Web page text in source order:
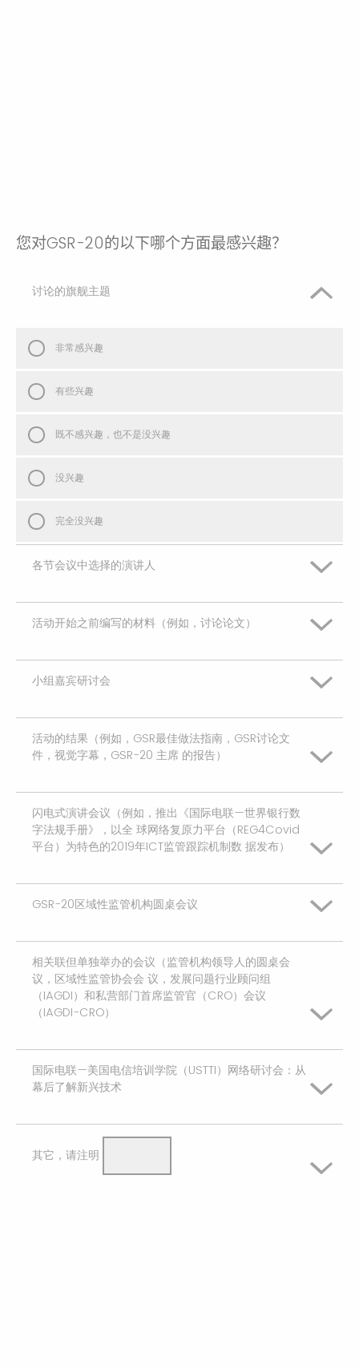
您对GSR-20的以下哪个方面最感兴趣？
讨论的旗舰主题
非常感兴趣
有些兴趣
既不感兴趣，也不是没兴趣
没兴趣
完全没兴趣
各节会议中选择的演讲人
非常感兴趣
有些兴趣
没兴趣
完全没兴趣
活动开始之前编写的材料（例如，讨论论文）
非常感兴趣
有些兴趣
没兴趣
完全没兴趣
小组嘉宾研讨会
非常感兴趣
既不感兴趣，也不是没兴趣
完全没兴趣
活动的结果（例如，GSR最佳做法指南，GSR讨论文
件，视觉字幕，GSR-20 主席 的报告）
非常感兴趣
有些兴趣
既不感兴趣，也不是没兴趣
没兴趣
完全没兴趣
闪电式演讲会议（例如，推出《国际电联—世界银行数
字法规手册》，以全 球网络复原力平台（REG4Covid
平台）为特色的2019年ICT监管跟踪机制数 据发布）
非常感兴趣
有些兴趣
既不感兴趣，也不是没兴趣
完全没兴趣
GSR-20区域性监管机构圆桌会议
非常感兴趣
有些兴趣
既不感兴趣，也不是没兴趣
没兴趣
完全没兴趣
相关联但单独举办的会议（监管机构领导人的圆桌会
议，区域性监管协会会 议，发展问题行业顾问组
（IAGDI）和私营部门首席监管官（CRO）会议
（IAGDI-CRO）
非常感兴趣
既不感兴趣，也不是没兴趣
国际电联—美国电信培训学院（USTTI）网络研讨会：从
幕后了解新兴技术
其它，请注明